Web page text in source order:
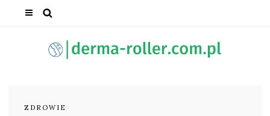
ZDROWIE